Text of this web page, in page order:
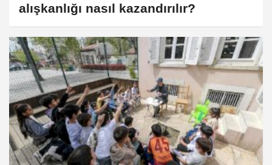
alışkanlığı nasıl kazandırılır?